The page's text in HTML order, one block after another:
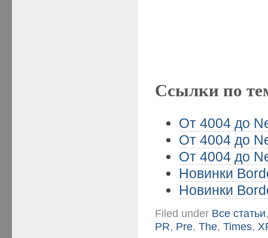
Ссылки по
От 4004 до
От 4004 до
От 4004 до
Новинки
Новинки
Filed under Все статьи
PR, Pre,The,Times,